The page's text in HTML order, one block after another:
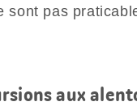
sont pas
aux